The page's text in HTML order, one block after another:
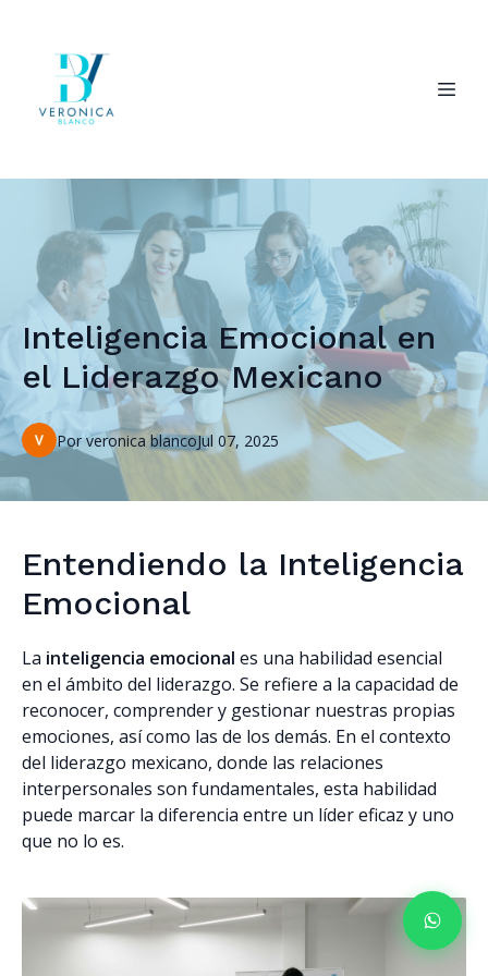
Inteligencia Emocional en
el Liderazgo Mexicano
Jul 07, 2025
Por veronica blanco
Entendiendo la Inteligencia
Emocional
La inteligencia emocional es una habilidad esencial
en el ámbito del liderazgo. Se refiere a la capacidad de
reconocer, comprender y gestionar nuestras propias
emociones, así como las de los demás. En el contexto
del liderazgo mexicano, donde las relaciones
interpersonales son fundamentales, esta habilidad
puede marcar la diferencia entre un líder eficaz y uno
que no lo es.